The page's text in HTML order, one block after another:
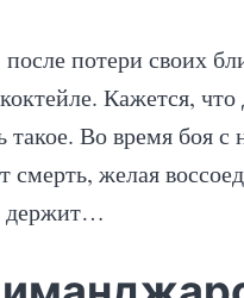
потери своих
Кажется,
Во время боя с
смерть, желая
держит…